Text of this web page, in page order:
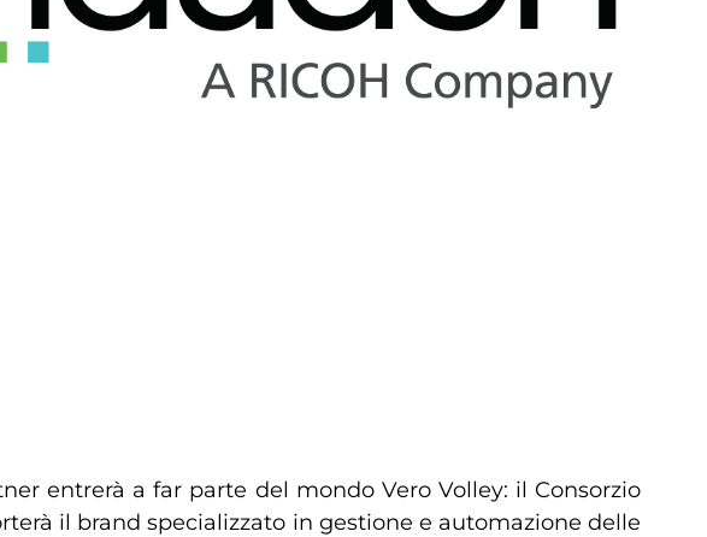
entrerà a far parte del mondo Vero Volley: il Consorzio
il brand specializzato in gestione e automazione delle